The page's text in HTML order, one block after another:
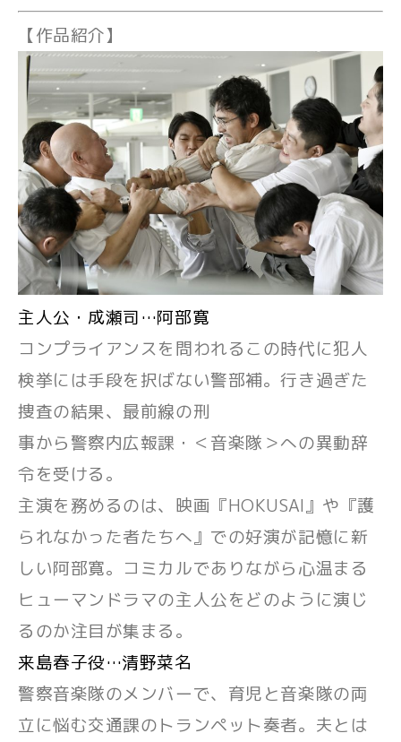
【作品紹介】
主人公・成瀬司…阿部寛
コンプライアンスを問われるこの時代に犯人
検挙には手段を択ばない警部補。行き過ぎた
捜査の結果、最前線の刑
事から警察内広報課・＜音楽隊＞への異動辞
令を受ける。
主演を務めるのは、映画『HOKUSAI』や『護
られなかった者たちへ』での好演が記憶に新
しい阿部寛。コミカルでありながら心温まる
ヒューマンドラマの主人公をどのように演じ
るのか注目が集まる。
来島春子役…清野菜名
警察音楽隊のメンバーで、育児と音楽隊の両
立に悩む交通課のトランペット奏者。夫とは